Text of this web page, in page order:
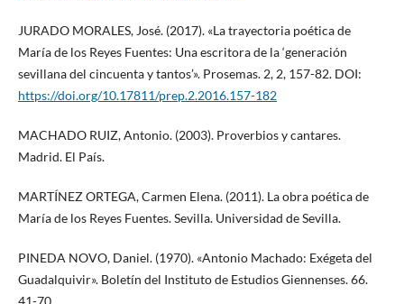
JURADO MORALES, José. (2017). «La trayectoria poética de
María de los Reyes Fuentes: Una escritora de la ‘generación
sevillana del cincuenta y tantos’». Prosemas. 2, 2, 157-82. DOI:
https://doi.org/10.17811/prep.2.2016.157-182
MACHADO RUIZ, Antonio. (2003). Proverbios y cantares.
Madrid. El País.
MARTÍNEZ ORTEGA, Carmen Elena. (2011). La obra poética de
María de los Reyes Fuentes. Sevilla. Universidad de Sevilla.
PINEDA NOVO, Daniel. (1970). «Antonio Machado: Exégeta del
Guadalquivir». Boletín del Instituto de Estudios Giennenses. 66.